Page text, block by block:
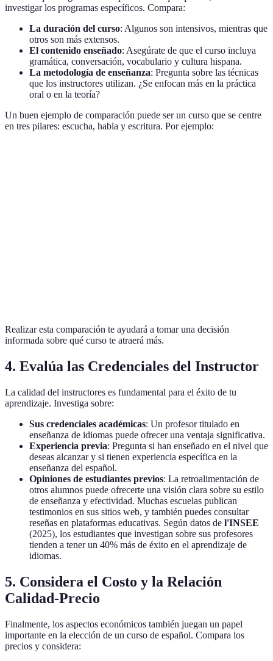
investigar los programas específicos. Compara:
La duración del curso: Algunos son intensivos, mientras que
otros son más extensos.
El contenido enseñado: Asegúrate de que el curso incluya
gramática, conversación, vocabulario y cultura hispana.
La metodología de enseñanza: Pregunta sobre las técnicas
que los instructores utilizan. ¿Se enfocan más en la práctica
oral o en la teoría?
Un buen ejemplo de comparación puede ser un curso que se centre
en tres pilares: escucha, habla y escritura. Por ejemplo:
Realizar esta comparación te ayudará a tomar una decisión
informada sobre qué curso te atraerá más.
4. Evalúa las Credenciales del Instructor
La calidad del instructores es fundamental para el éxito de tu
aprendizaje. Investiga sobre:
Sus credenciales académicas: Un profesor titulado en
enseñanza de idiomas puede ofrecer una ventaja significativa.
Experiencia previa: Pregunta si han enseñado en el nivel que
deseas alcanzar y si tienen experiencia específica en la
enseñanza del español.
Opiniones de estudiantes previos: La retroalimentación de
otros alumnos puede ofrecerte una visión clara sobre su estilo
de enseñanza y efectividad. Muchas escuelas publican
testimonios en sus sitios web, y también puedes consultar
reseñas en plataformas educativas. Según datos de l'INSEE
(2025), los estudiantes que investigan sobre sus profesores
tienden a tener un 40% más de éxito en el aprendizaje de
idiomas.
5. Considera el Costo y la Relación
Calidad-Precio
Finalmente, los aspectos económicos también juegan un papel
importante en la elección de un curso de español. Compara los
precios y considera: